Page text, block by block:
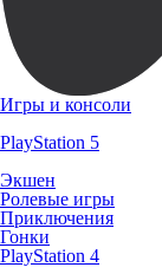
Игры и консоли
PlayStation 5
Экшен
Ролевые игры
Приключения
Гонки
PlayStation 4